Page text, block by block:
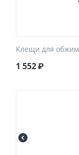
Клещи для
1 552₽